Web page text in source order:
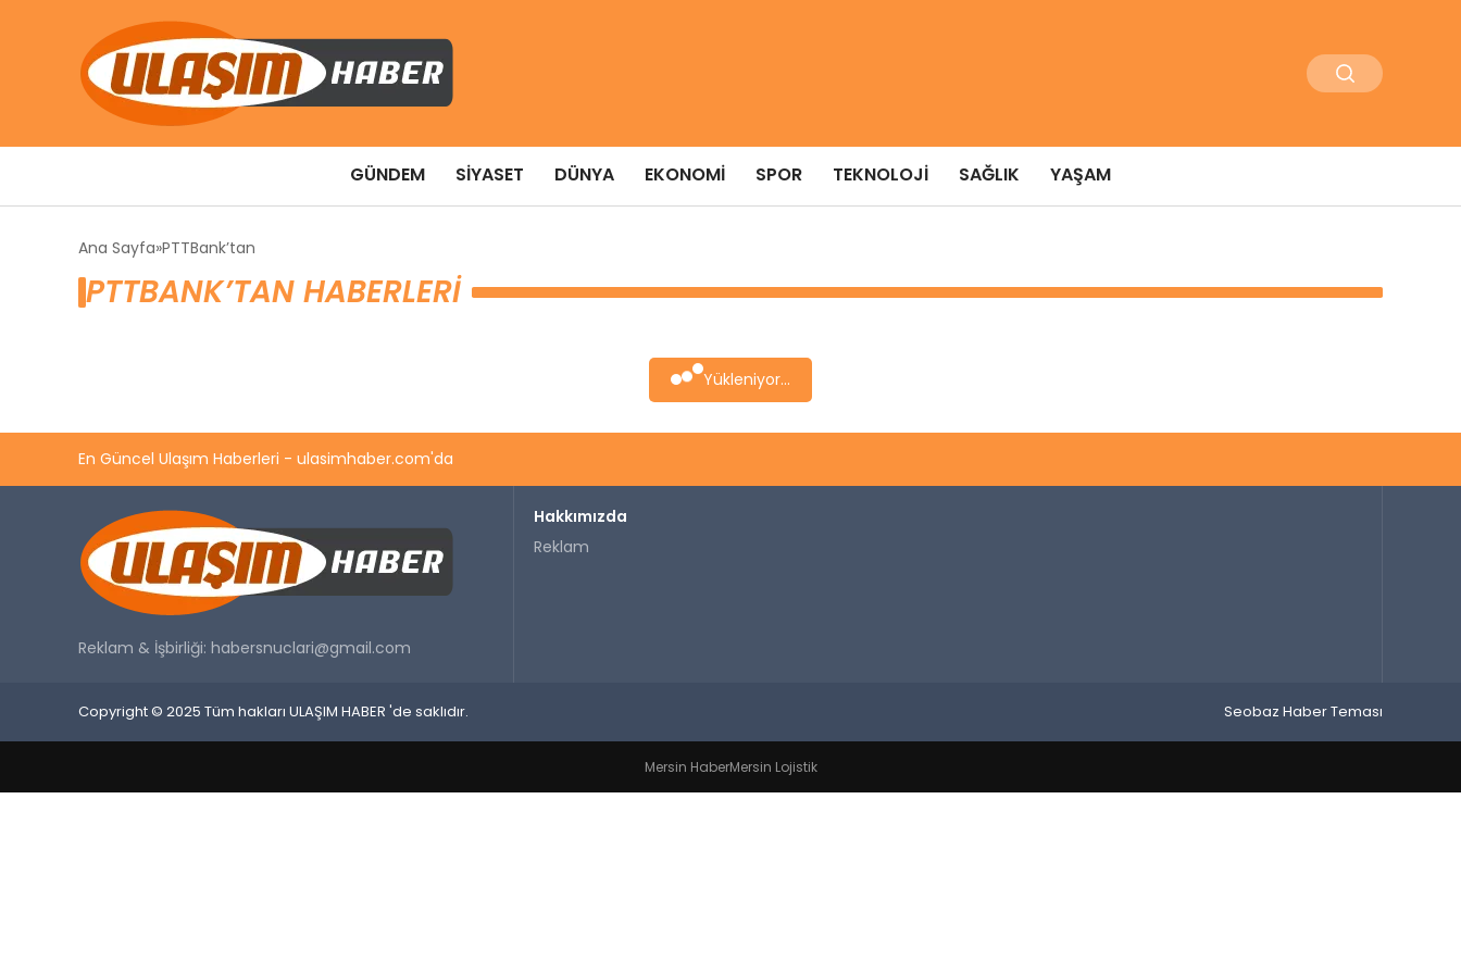
GÜNDEM SIYASET DÜNYA EKONOMI SPOR TEKNOLOJI SAĞLIK YAŞAM
Ana Sayfa PTTBank’tan
PTTBANK’TAN HABERLERI
Yükleniyor...
En Güncel Ulaşım Haberleri - ulasimhaber.com'da
Reklam & İşbirliği: habersnuclari@gmail.com
Hakkımızda
Reklam
Copyright © 2025 Tüm hakları ULAŞIM HABER 'de saklıdır. Seobaz Haber Teması
Mersin HaberMersin Lojistik